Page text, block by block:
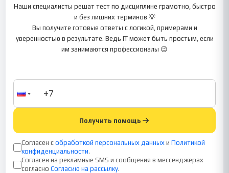
Наши специалисты решат тест по дисциплине грамотно, быстро
и без лишних терминов 💡
Вы получите готовые ответы с логикой, примерами и
уверенностью в результате. Ведь IT может быть простым, если
им занимаются профессионалы 😉
Получить помощь
Согласен с обработкой персональных данных и Политикой
конфиденциальности.
Согласен на рекламные SMS и сообщения в мессенджерах
согласно Согласию на рассылку.